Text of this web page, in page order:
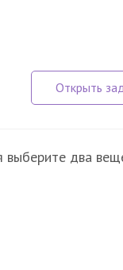
два